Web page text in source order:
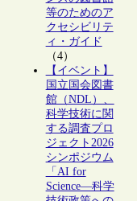
等のためのア
クセシビリテ
ィ・ガイド
（4）
【イベント】
国立国会図書
館（NDL）、
科学技術に関
する調査プロ
ジェクト2026
シンポジウム
「AI for
Science―科学